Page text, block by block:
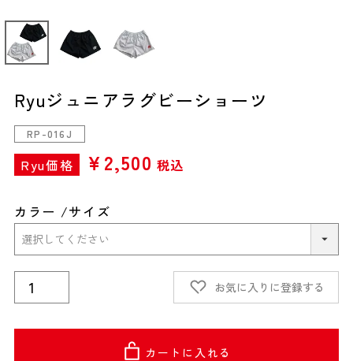
Ryuジュニアラグビーショーツ
RP-016J
Ryu価格 ¥2,500 税込
カラー サイズ
お気に入りに登録する
カートに入れる